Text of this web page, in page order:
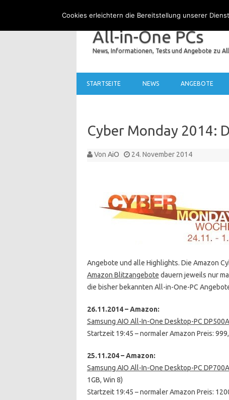
All-in-One PCs
News, Informationen, Tests und Angebote zu
STARTSEITE NEWS ANGEBOTE
Cyber Monday 2014:
Von AiO 24. November 2014
Angebote und alle Highlights. Die Amazon
Amazon Blitzangebote dauern jeweils nur
die bisher bekannten All-in-One-PC
26.11.2014 – Amazon:
Samsung AIO All-In-One Desktop-PC
Startzeit 19:45 – normaler Amazon Preis:
25.11.204 – Amazon:
Samsung AIO All-In-One Desktop-PC
1GB, Win 8)
Startzeit 19:45 – normaler Amazon Preis:
Cookies erleichtern die Bereitstellung unserer